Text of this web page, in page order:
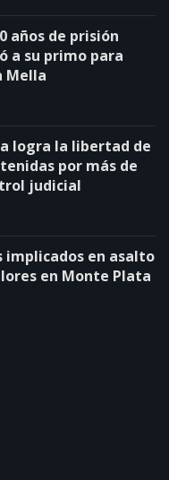
años de prisión
a su primo para
Mella
logra la libertad de
por más de
judicial
implicados en asalto
en Monte Plata